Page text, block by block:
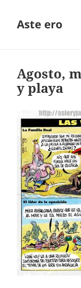
Aste ero
Agosto,
y playa